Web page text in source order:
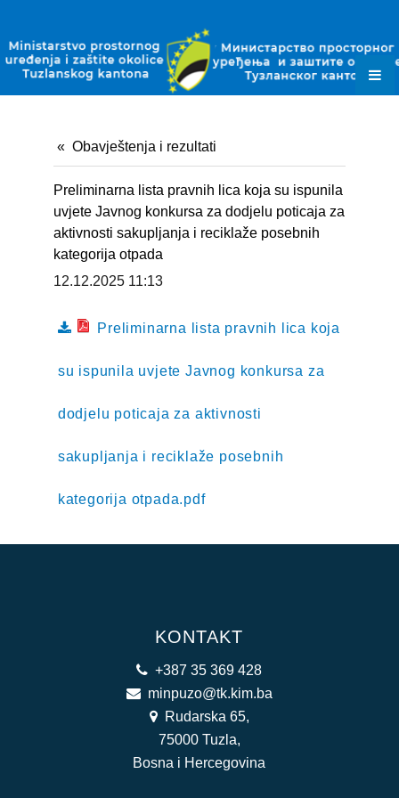
Obavještenja i rezultati
Preliminarna lista pravnih lica koja su ispunila
uvjete Javnog konkursa za dodjelu poticaja za
aktivnosti sakupljanja i reciklaže posebnih
kategorija otpada
12.12.2025 11:13
Preliminarna lista pravnih lica koja
su ispunila uvjete Javnog konkursa za
dodjelu poticaja za aktivnosti
sakupljanja i reciklaže posebnih
kategorija otpada.pdf
KONTAKT
+387 35 369 428
minpuzo@tk.kim.ba
Rudarska 65,
75000 Tuzla,
Bosna i Hercegovina
PODZAKONSKI AKTI
JAVNE NABAVKE
OKOLIŠNE DOZVOLE
KONTAKT